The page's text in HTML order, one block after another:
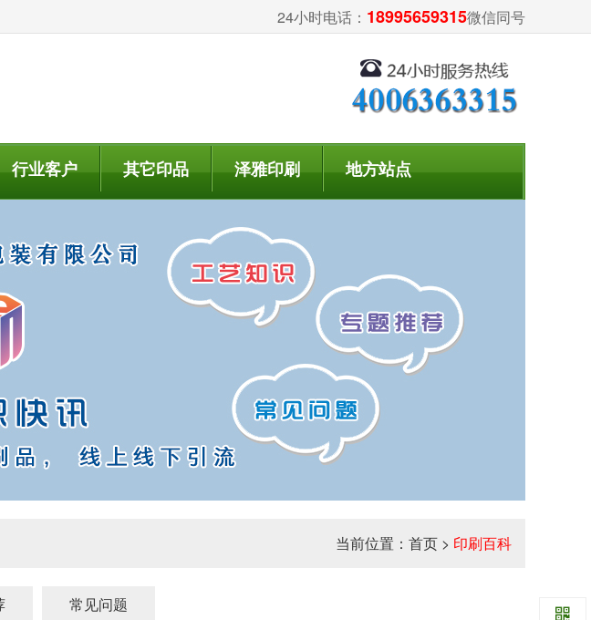
24小时电话： 18995659315微信同号
行业客户 其它印品 泽雅印刷 地方站点
当前位置： 首页 > 印刷百科
常见问题